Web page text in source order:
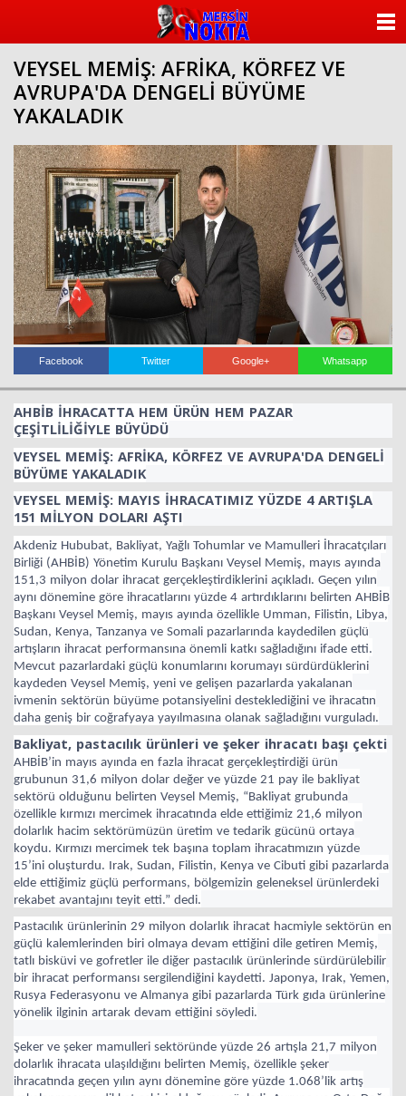
VEYSEL MEMİŞ: AFRİKA, KÖRFEZ VE
AVRUPA'DA DENGELİ BÜYÜME
YAKALADIK
Facebook Twitter Google+ Whatsapp
AHBİB İHRACATTA HEM ÜRÜN HEM PAZAR
ÇEŞİTLİLİĞİYLE BÜYÜDÜ
VEYSEL MEMİŞ: AFRİKA, KÖRFEZ VE AVRUPA'DA DENGELİ
BÜYÜME YAKALADIK
VEYSEL MEMİŞ: MAYIS İHRACATIMIZ YÜZDE 4 ARTIŞLA
151 MİLYON DOLARI AŞTI
Akdeniz Hububat, Bakliyat, Yağlı Tohumlar ve Mamulleri İhracatçıları
Birliği (AHBİB) Yönetim Kurulu Başkanı Veysel Memiş, mayıs ayında
151,3 milyon dolar ihracat gerçekleştirdiklerini açıkladı. Geçen yılın
aynı dönemine göre ihracatlarını yüzde 4 artırdıklarını belirten AHBİB
Başkanı Veysel Memiş, mayıs ayında özellikle Umman, Filistin, Libya,
Sudan, Kenya, Tanzanya ve Somali pazarlarında kaydedilen güçlü
artışların ihracat performansına önemli katkı sağladığını ifade etti.
Mevcut pazarlardaki güçlü konumlarını korumayı sürdürdüklerini
kaydeden Veysel Memiş, yeni ve gelişen pazarlarda yakalanan
ivmenin sektörün büyüme potansiyelini desteklediğini ve ihracatın
daha geniş bir coğrafyaya yayılmasına olanak sağladığını vurguladı.
Bakliyat, pastacılık ürünleri ve şeker ihracatı başı çekti
AHBİB’in mayıs ayında en fazla ihracat gerçekleştirdiği ürün
grubunun 31,6 milyon dolar değer ve yüzde 21 pay ile bakliyat
sektörü olduğunu belirten Veysel Memiş, “Bakliyat grubunda
özellikle kırmızı mercimek ihracatında elde ettiğimiz 21,6 milyon
dolarlık hacim sektörümüzün üretim ve tedarik gücünü ortaya
koydu. Kırmızı mercimek tek başına toplam ihracatımızın yüzde
15’ini oluşturdu. Irak, Sudan, Filistin, Kenya ve Cibuti gibi pazarlarda
elde ettiğimiz güçlü performans, bölgemizin geleneksel ürünlerdeki
rekabet avantajını teyit etti.” dedi.
Pastacılık ürünlerinin 29 milyon dolarlık ihracat hacmiyle sektörün en
güçlü kalemlerinden biri olmaya devam ettiğini dile getiren Memiş,
tatlı bisküvi ve gofretler ile diğer pastacılık ürünlerinde sürdürülebilir
bir ihracat performansı sergilendiğini kaydetti. Japonya, Irak, Yemen,
Rusya Federasyonu ve Almanya gibi pazarlarda Türk gıda ürünlerine
yönelik ilginin artarak devam ettiğini söyledi.
Şeker ve şeker mamulleri sektöründe yüzde 26 artışla 21,7 milyon
dolarlık ihracata ulaşıldığını belirten Memiş, özellikle şeker
ihracatında geçen yılın aynı dönemine göre yüzde 1.068’lik artış
KATEGORİLER
ANKETLER
FOTO GALERİ
VİDEO GALERİ
KÜNYE
İLETİŞİM
Haberin Doğru Adresi.